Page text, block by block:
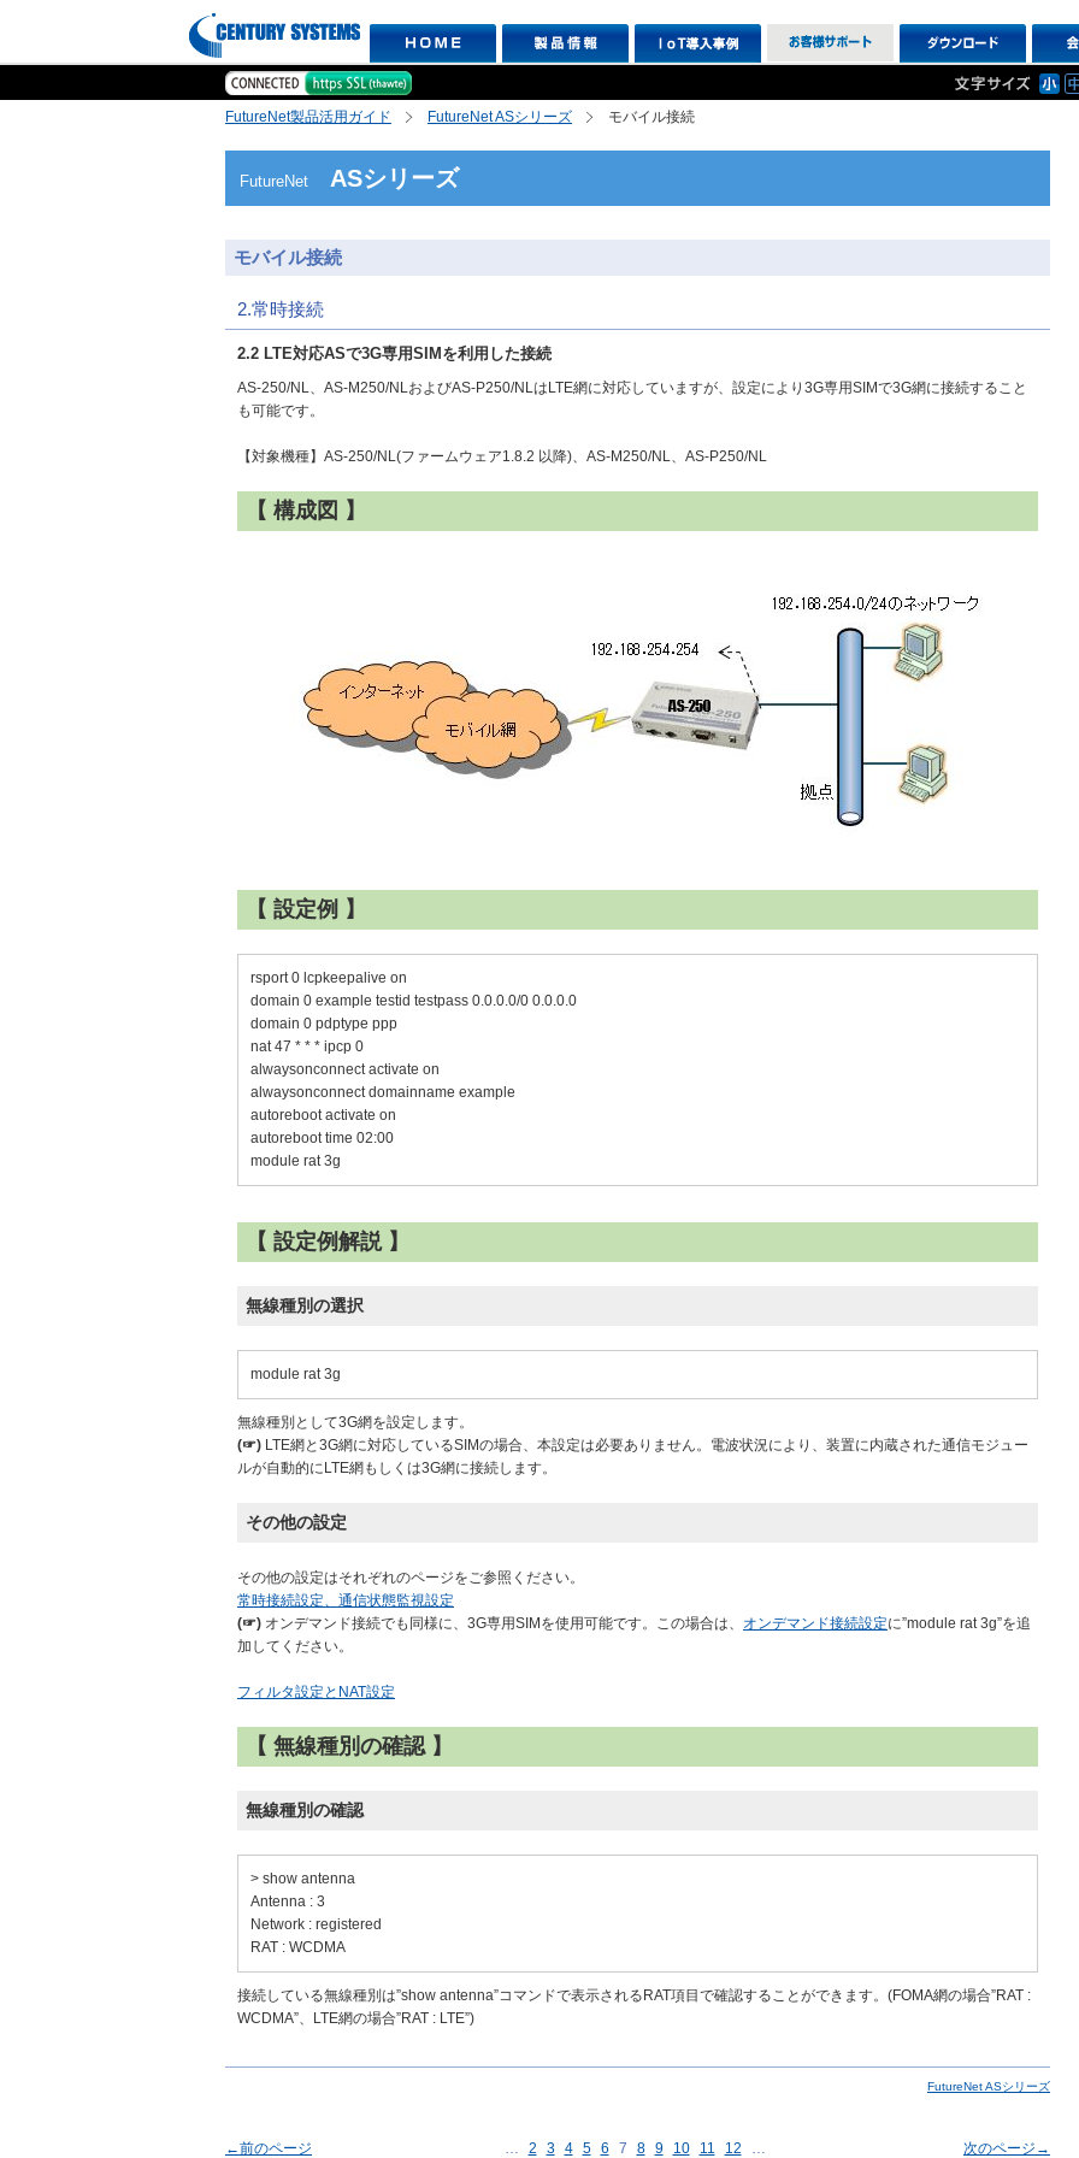
FutureNet製品活用ガイド FutureNet ASシリーズ モバイル接続
FutureNet ASシリーズ
モバイル接続
2.常時接続
2.2 LTE対応ASで3G専用SIMを利用した接続
AS-250/NL、AS-M250/NLおよびAS-P250/NLはLTE網に対応していますが、設定により3G専用SIMで3G網に接続すること
も可能です。
【対象機種】AS-250/NL(ファームウェア1.8.2 以降)、AS-M250/NL、AS-P250/NL
【 構成図 】
【 設定例 】
rsport 0 lcpkeepalive on
domain 0 example testid testpass 0.0.0.0/0 0.0.0.0
domain 0 pdptype ppp
nat 47 * * * ipcp 0
alwaysonconnect activate on
alwaysonconnect domainname example
autoreboot activate on
autoreboot time 02:00
module rat 3g
【 設定例解説 】
無線種別の選択
module rat 3g
無線種別として3G網を設定します。
(☞) LTE網と3G網に対応しているSIMの場合、本設定は必要ありません。電波状況により、装置に内蔵された通信モジュー
ルが自動的にLTE網もしくは3G網に接続します。
その他の設定
その他の設定はそれぞれのページをご参照ください。
常時接続設定、通信状態監視設定
(☞) オンデマンド接続でも同様に、3G専用SIMを使用可能です。この場合は、 オンデマンド接続設定に”module rat 3g”を追
加してください。
フィルタ設定とNAT設定
【 無線種別の確認 】
無線種別の確認
> show antenna
Antenna : 3
Network : registered
RAT : WCDMA
接続している無線種別は”show antenna”コマンドで表示されるRAT項目で確認することができます。(FOMA網の場合”RAT :
WCDMA”、LTE網の場合”RAT : LTE”)
FutureNet ASシリーズ
←前のページ … 2 3 4 5 6 7 8 9 10 11 12 … 次のページ→